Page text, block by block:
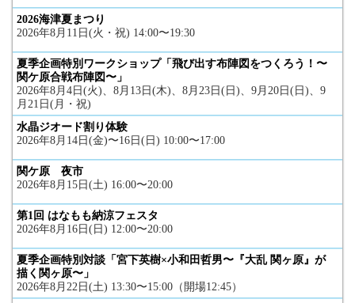
2026海津夏まつり
2026年8月11日(火・祝) 14:00〜19:30
夏季企画特別ワークショップ「飛び出す布陣図をつくろう！〜
関ケ原合戦布陣図〜」
2026年8月4日(火)、8月13日(木)、8月23日(日)、9月20日(日)、9
月21日(月・祝)
水晶ジオード割り体験
2026年8月14日(金)〜16日(日) 10:00〜17:00
関ケ原 夜市
2026年8月15日(土) 16:00〜20:00
第1回 はなもも納涼フェスタ
2026年8月16日(日) 12:00〜20:00
夏季企画特別対談「宮下英樹×小和田哲男〜『大乱 関ヶ原』が
描く関ヶ原〜」
2026年8月22日(土) 13:30〜15:00（開場12:45）